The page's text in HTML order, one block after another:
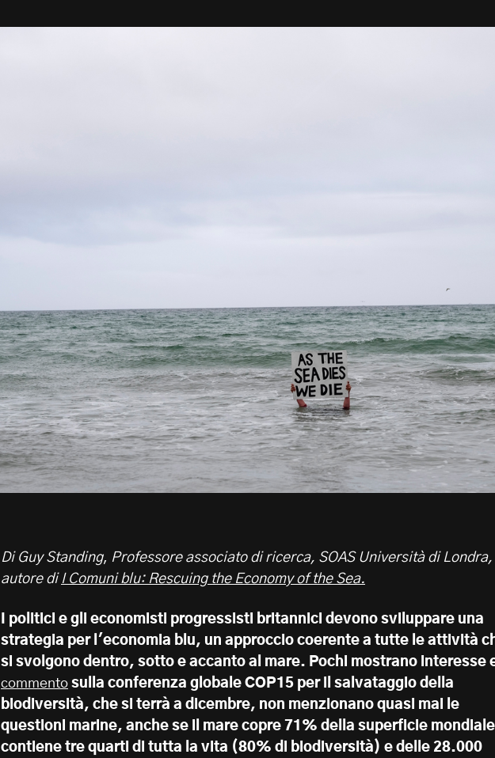
Di Guy Standing, Professore associato di ricerca, SOAS Università di Londra,
autore di I Comuni blu: Rescuing the Economy of the Sea.
I politici e gli economisti progressisti britannici devono sviluppare una
strategia per l'economia blu, un approccio coerente a tutte le attività
si svolgono dentro, sotto e accanto al mare. Pochi mostrano interesse
commento sulla conferenza globale COP15 per il salvataggio della
biodiversità, che si terrà a dicembre, non menzionano quasi mai le
questioni marine, anche se il mare copre 71% della superficie
contiene tre quarti di tutta la vita (80% di biodiversità) e delle 28.000